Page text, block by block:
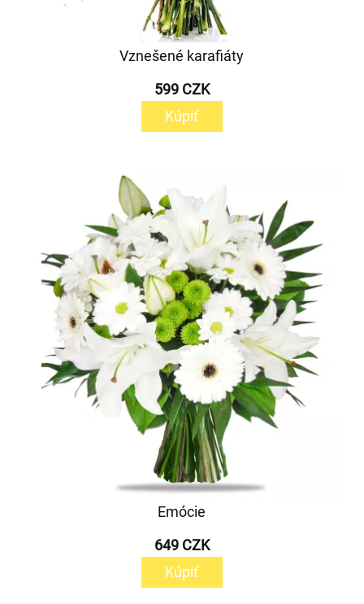
Vznešené karafiáty
599 CZK
Kúpiť
Emócie
649 CZK
Kúpiť